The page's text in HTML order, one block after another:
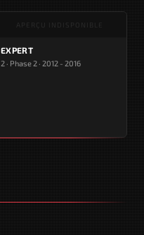
APERÇU INDISPONIBLE
EXPERT
2 · Phase 2 · 2012 - 2016